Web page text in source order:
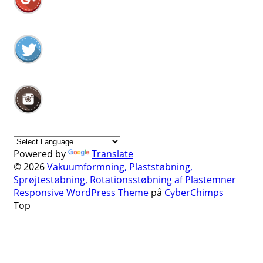
Powered by
Translate
© 2026Vakuumformning, Plaststøbning,
Sprøjtestøbning, Rotationsstøbning af Plastemner
Responsive WordPress Theme på CyberChimps
Top